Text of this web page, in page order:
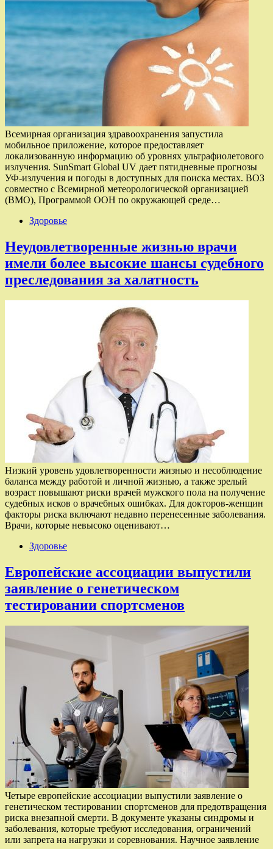
Всемирная организация здравоохранения запустила
мобильное приложение, которое предоставляет
локализованную информацию об уровнях ультрафиолетового
излучения. SunSmart Global UV дает пятидневные прогнозы
УФ-излучения и погоды в доступных для поиска местах. ВОЗ
совместно с Всемирной метеорологической организацией
(ВМО), Программой ООН по окружающей среде…
Здоровье
Неудовлетворенные жизнью врачи
имели более высокие шансы судебного
преследования за халатность
Низкий уровень удовлетворенности жизнью и несоблюдение
баланса между работой и личной жизнью, а также зрелый
возраст повышают риски врачей мужского пола на получение
судебных исков о врачебных ошибках. Для докторов-женщин
факторы риска включают недавно перенесенные заболевания.
Врачи, которые невысоко оценивают…
Здоровье
Европейские ассоциации выпустили
заявление о генетическом
тестировании спортсменов
Четыре европейские ассоциации выпустили заявление о
генетическом тестировании спортсменов для предотвращения
риска внезапной смерти. В документе указаны синдромы и
заболевания, которые требуют исследования, ограничений
или запрета на нагрузки и соревнования. Научное заявление